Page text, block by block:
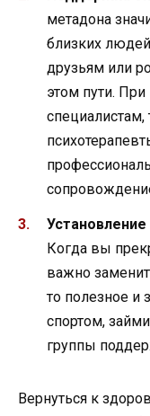
метадона
близких
друзьям или
этом пути. При
специалистам,
Когда вы
важно
то полезное и
спортом,
группы
Вернуться к